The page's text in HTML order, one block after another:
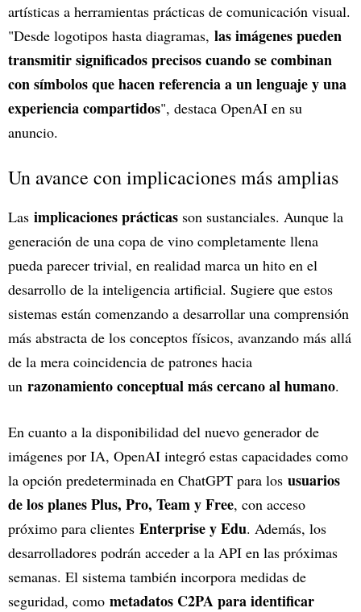
artísticas a herramientas prácticas de comunicación visual.
"Desde logotipos hasta diagramas, las imágenes pueden
transmitir significados precisos cuando se combinan
con símbolos que hacen referencia a un lenguaje y una
experiencia compartidos", destaca OpenAI en su
anuncio.
Un avance con implicaciones más amplias
Las implicaciones prácticas son sustanciales. Aunque la
generación de una copa de vino completamente llena
pueda parecer trivial, en realidad marca un hito en el
desarrollo de la inteligencia artificial. Sugiere que estos
sistemas están comenzando a desarrollar una comprensión
más abstracta de los conceptos físicos, avanzando más allá
de la mera coincidencia de patrones hacia
un razonamiento conceptual más cercano al humano.
En cuanto a la disponibilidad del nuevo generador de
imágenes por IA, OpenAI integró estas capacidades como
la opción predeterminada en ChatGPT para los usuarios
de los planes Plus, Pro, Team y Free, con acceso
próximo para clientes Enterprise y Edu. Además, los
desarrolladores podrán acceder a la API en las próximas
semanas. El sistema también incorpora medidas de
seguridad, como metadatos C2PA para identificar